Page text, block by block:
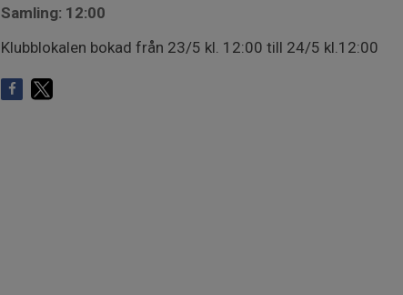
Samling: 12:00
Klubblokalen bokad från 23/5 kl. 12:00 till 24/5 kl.12:00